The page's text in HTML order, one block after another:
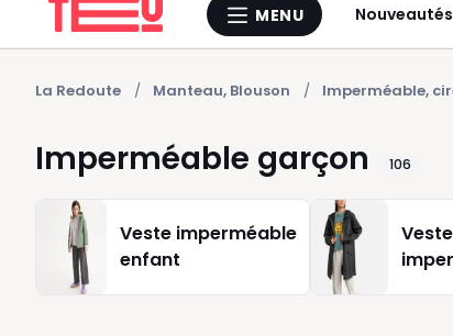
Menu
MENU Nouveautés
derniers
articles
consultés
La Redoute Manteau, Blouson Imperméable,
Imperméable garçon 106
Veste imperméable
enfant
Veste